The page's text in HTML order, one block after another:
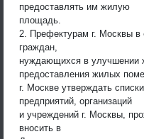
предоставлять им жилую
площадь.
2. Префектурам г. Москвы в
граждан,
нуждающихся в улучшении
предоставления жилых
г. Москве утверждать
предприятий, организаций
и учреждений г. Москвы,
вносить в